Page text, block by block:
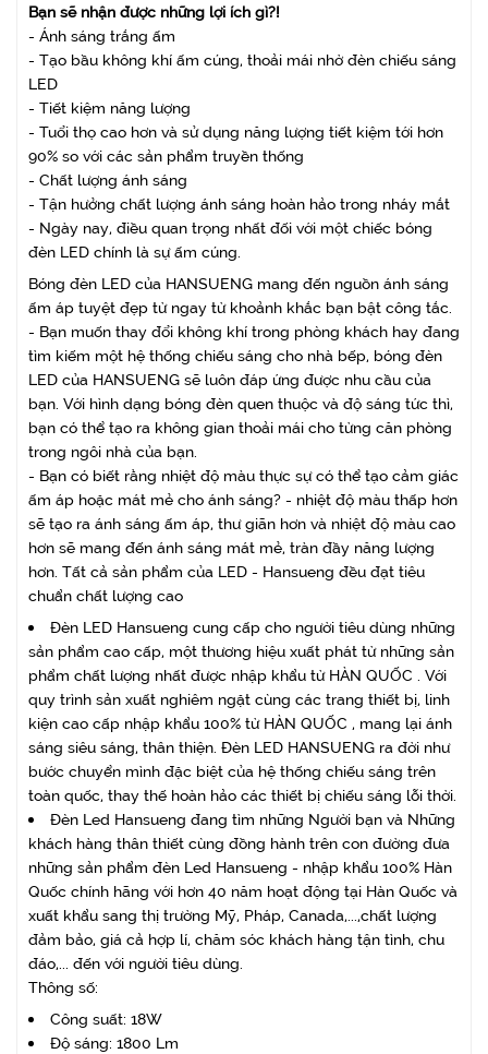
Bạn sẽ nhận được những lợi ích gì?!
- Ánh sáng trắng ấm
- Tạo bầu không khí ấm cúng, thoải mái nhờ đèn chiếu sáng
LED
- Tiết kiệm năng lượng
- Tuổi thọ cao hơn và sử dụng năng lượng tiết kiệm tới hơn
90% so với các sản phẩm truyền thống
- Chất lượng ánh sáng
- Tận hưởng chất lượng ánh sáng hoàn hảo trong nháy mắt
- Ngày nay, điều quan trọng nhất đối với một chiếc bóng
đèn LED chính là sự ấm cúng.
Bóng đèn LED của HANSUENG mang đến nguồn ánh sáng
ấm áp tuyệt đẹp từ ngay từ khoảnh khắc bạn bật công tắc.
- Bạn muốn thay đổi không khí trong phòng khách hay đang
tìm kiếm một hệ thống chiếu sáng cho nhà bếp, bóng đèn
LED của HANSUENG sẽ luôn đáp ứng được nhu cầu của
bạn. Với hình dạng bóng đèn quen thuộc và độ sáng tức thì,
bạn có thể tạo ra không gian thoải mái cho từng căn phòng
trong ngôi nhà của bạn.
- Bạn có biết rằng nhiệt độ màu thực sự có thể tạo cảm giác
ấm áp hoặc mát mẻ cho ánh sáng? - nhiệt độ màu thấp hơn
sẽ tạo ra ánh sáng ấm áp, thư giãn hơn và nhiệt độ màu cao
hơn sẽ mang đến ánh sáng mát mẻ, tràn đầy năng lượng
hơn. Tất cả sản phẩm của LED - Hansueng đều đạt tiêu
chuẩn chất lượng cao
Đèn LED Hansueng cung cấp cho người tiêu dùng những
sản phẩm cao cấp, một thương hiệu xuất phát từ những sản
phẩm chất lượng nhất được nhập khẩu từ HÀN QUỐC . Với
quy trình sản xuất nghiêm ngặt cùng các trang thiết bị, linh
kiện cao cấp nhập khẩu 100% từ HÀN QUỐC , mang lại ánh
sáng siêu sáng, thân thiện. Đèn LED HANSUENG ra đời như
bước chuyển mình đặc biệt của hệ thống chiếu sáng trên
toàn quốc, thay thế hoàn hảo các thiết bị chiếu sáng lỗi thời.
Đèn Led Hansueng đang tìm những Người bạn và Những
khách hàng thân thiết cùng đồng hành trên con đường đưa
những sản phẩm đèn Led Hansueng - nhập khẩu 100% Hàn
Quốc chính hãng với hơn 40 năm hoạt động tại Hàn Quốc và
xuất khẩu sang thị trường Mỹ, Pháp, Canada,...,chất lượng
đảm bảo, giá cả hợp lí, chăm sóc khách hàng tận tình, chu
đáo,... đến với người tiêu dùng.
Thông số:
Công suất: 18W
Độ sáng: 1800 Lm